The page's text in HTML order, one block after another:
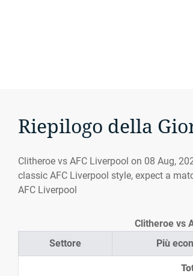
Riepilogo della
Clitheroe vs AFC Liverpool on 08 Aug,
classic AFC Liverpool style, expect a
AFC Liverpool
Settore Più
Clitheroe vs